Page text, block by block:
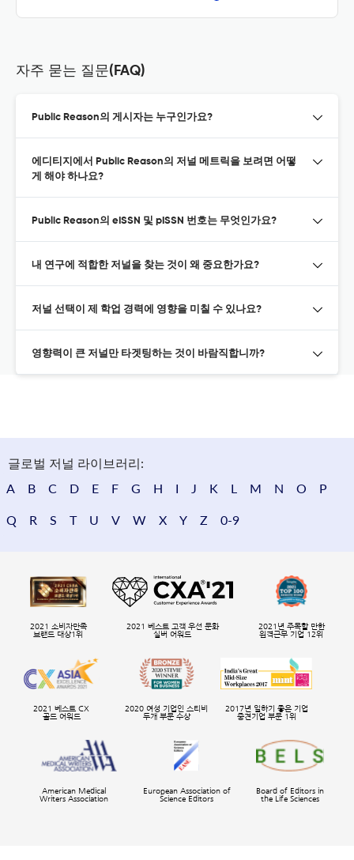
자주 묻는 질문(FAQ)
Public Reason의 게시자는 누구인가요?
에디티지에서 Public Reason의 저널 메트릭을 보려면 어떻
게 해야 하나요?
Public Reason의 eISSN 및 pISSN 번호는 무엇인가요?
내 연구에 적합한 저널을 찾는 것이 왜 중요한가요?
저널 선택이 제 학업 경력에 영향을 미칠 수 있나요?
영향력이 큰 저널만 타겟팅하는 것이 바람직합니까?
글로벌 저널 라이브러리:
A
B C D E F G H I J K L M N O P
Q R S T U V W X Y Z 0-9